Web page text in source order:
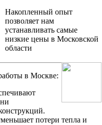
Накопленный опыт
позволяет нам
устанавливать самые
низкие цены в Московской
области
в Москве:
потери тепла и